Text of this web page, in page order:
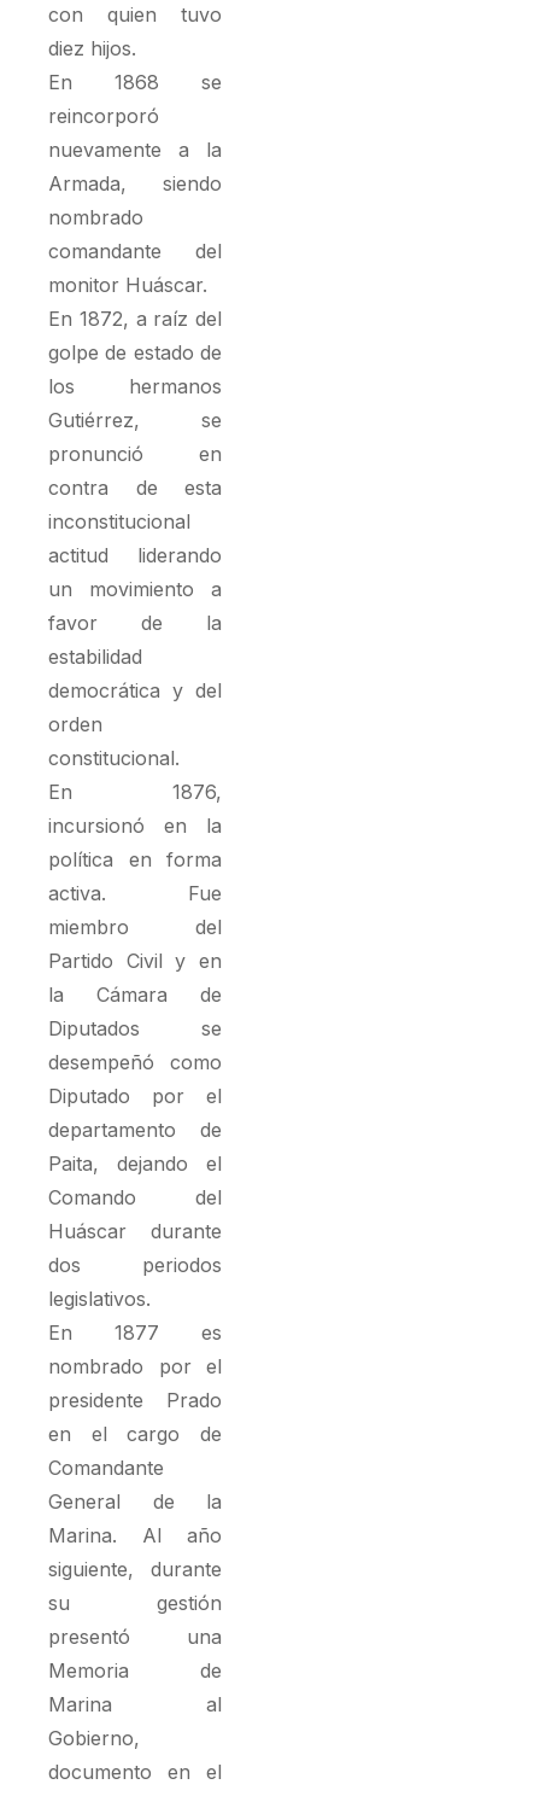
con quien tuvo
diez hijos.
En 1868 se
reincorporó
nuevamente a la
Armada, siendo
nombrado
comandante del
monitor Huáscar.
En 1872, a raíz del
golpe de estado de
los hermanos
Gutiérrez, se
pronunció en
contra de esta
inconstitucional
actitud liderando
un movimiento a
favor de la
estabilidad
democrática y del
orden
constitucional.
En 1876,
incursionó en la
política en forma
activa. Fue
miembro del
Partido Civil y en
la Cámara de
Diputados se
desempeñó como
Diputado por el
departamento de
Paita, dejando el
Comando del
Huáscar durante
dos periodos
legislativos.
En 1877 es
nombrado por el
presidente Prado
en el cargo de
Comandante
General de la
Marina. Al año
siguiente, durante
su gestión
presentó una
Memoria de
Marina al
Gobierno,
documento en el